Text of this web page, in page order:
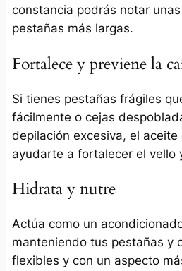
constancia podrás notar
pestañas más largas.
Fortalece y previene la
Si tienes pestañas frágiles
fácilmente o cejas
depilación excesiva, el
ayudarte a fortalecer el vello
Hidrata y nutre
Actúa como un
manteniendo tus pestañas y
flexibles y con un aspecto